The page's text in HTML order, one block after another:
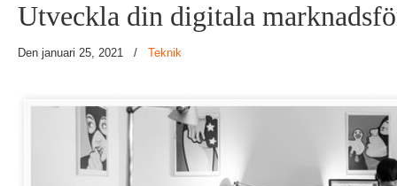
Utveckla din digitala
Den januari 25, 2021 / Teknik